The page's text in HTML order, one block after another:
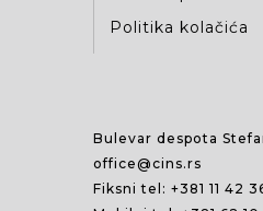
Politika kolačića
Bulevar despota
office@cins.rs
Fiksni tel: +381 11 42